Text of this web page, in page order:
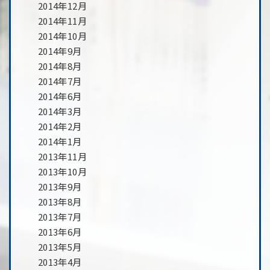
2014年12月
2014年11月
2014年10月
2014年9月
2014年8月
2014年7月
2014年6月
2014年3月
2014年2月
2014年1月
2013年11月
2013年10月
2013年9月
2013年8月
2013年7月
2013年6月
2013年5月
2013年4月